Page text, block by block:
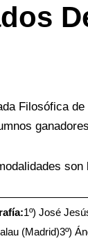
Filosófica
1º) José
(Madrid)3º)